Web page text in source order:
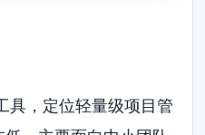
具，定位轻量级项目管